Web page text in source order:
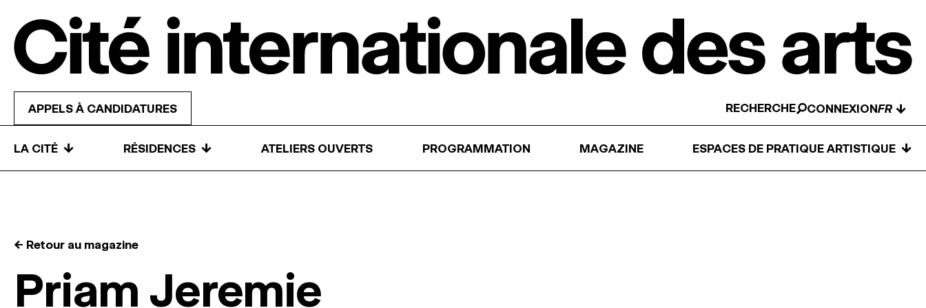
APPELS À CANDIDATURES RECHERCHE CONNEXION ↓
LA CITÉ ↓ RÉSIDENCES ↓ ATELIERS OUVERTS PROGRAMMATION MAGAZINE ESPACES DE PRATIQUE ARTISTIQUE ↓
← Retour au magazine
Priam Jeremie